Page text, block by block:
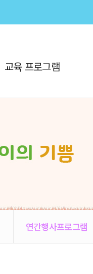
교육 프로그램
연간행사프로그램